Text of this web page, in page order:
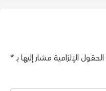
الحقول الإلزامية مشار إليها بـ*